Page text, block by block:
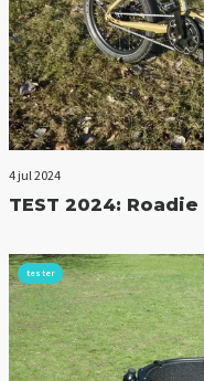
4 jul 2024
TEST 2024:
tester